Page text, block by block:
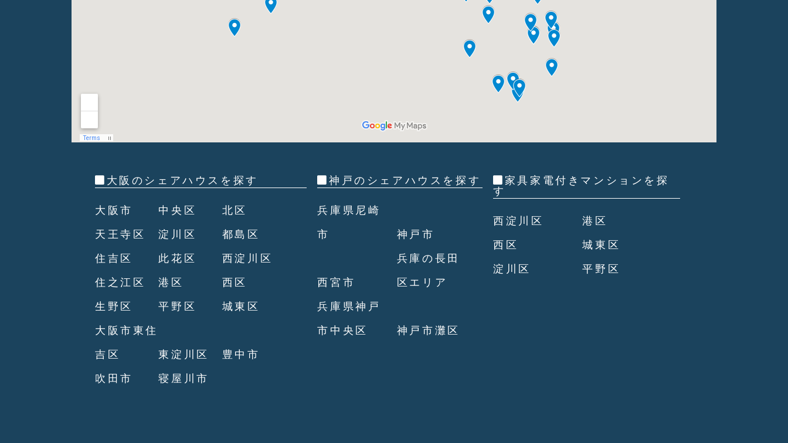
大阪のシェアハウスを探す
大阪市 中央区 北区
天王寺区 淀川区 都島区
住吉区 此花区 西淀川区
住之江区 港区 西区
生野区 平野区 城東区
大阪市東住
吉区 東淀川区 豊中市
吹田市 寝屋川市
神戸のシェアハウスを探す
兵庫県尼崎
市 神戸市
西宮市
兵庫の長田
区エリア
兵庫県神戸
市中央区 神戸市灘区
家具家電付きマンションを探
す
西淀川区 港区
西区 城東区
淀川区 平野区